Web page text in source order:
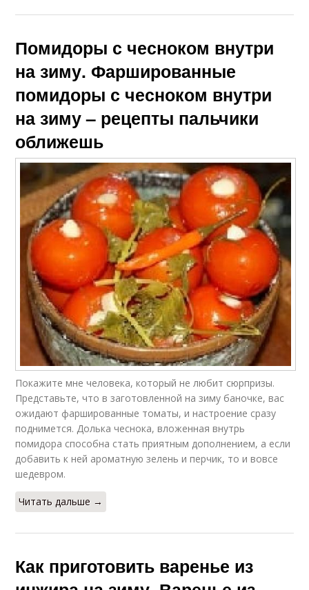
Помидоры с чесноком внутри
на зиму. Фаршированные
помидоры с чесноком внутри
на зиму – рецепты пальчики
оближешь
Покажите мне человека, который не любит сюрпризы.
Представьте, что в заготовленной на зиму баночке, вас
ожидают фаршированные томаты, и настроение сразу
поднимется. Долька чеснока, вложенная внутрь
помидора способна стать приятным дополнением, а если
добавить к ней ароматную зелень и перчик, то и вовсе
шедевром.
Читать дальше →
Как приготовить варенье из